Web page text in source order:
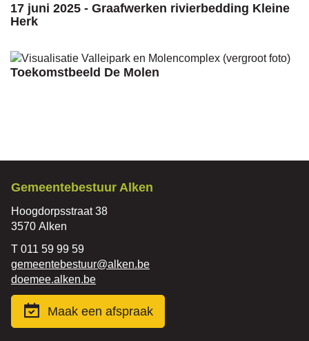
17 juni 2025 - Graafwerken rivierbedding Kleine
Herk
Toekomstbeeld De Molen
Contact
Gemeentebestuur Alken
Adres
Hoogdorpsstraat 38
,3570 Alken
Tel.011 59 99 59
E-
mail
gemeentebestuur@alken.be
Website
doemee.alken.be
Maak een afspraak